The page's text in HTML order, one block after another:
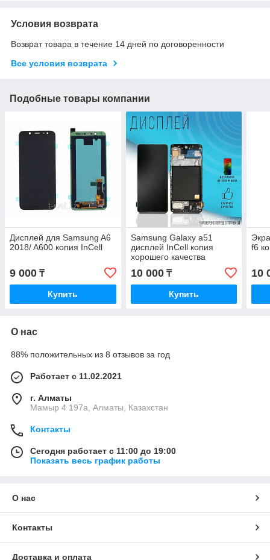
Условия возврата
Возврат товара в течение 14 дней по договоренности
Все условия возврата
Подобные товары компании
Дисплей для Samsung A6
2018/ A600 копия InCell
9 000 ₸
Купить
Samsung Galaxy a51
дисплей InCell копия
хорошего качества
10 000₸
Купить
f6
10
О нас
88% положительных из 8 отзывов за год
Работает с 11.02.2021
г. Алматы
Мамыр 4 197а, Алматы, Казахстан
Контакты
Сегодня работает с 11:00 до 19:00
Показать весь график работы
О нас
Контакты
Доставка и оплата